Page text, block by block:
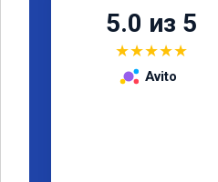
5.0 из 5
★★★★★
Avito